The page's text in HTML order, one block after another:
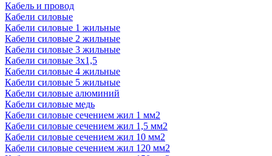
Кабель и провод
Кабели силовые
Кабели силовые 1 жильные
Кабели силовые 2 жильные
Кабели силовые 3 жильные
Кабели силовые 3х1,5
Кабели силовые 4 жильные
Кабели силовые 5 жильные
Кабели силовые алюминий
Кабели силовые медь
Кабели силовые сечением жил 1 мм2
Кабели силовые сечением жил 1,5 мм2
Кабели силовые сечением жил 10 мм2
Кабели силовые сечением жил 120 мм2